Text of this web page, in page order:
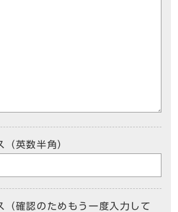
（英数半角）
（確認のためもう一度入力して